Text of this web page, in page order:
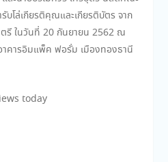
บโล่เกียรติคุณและเกียรติบัตร จาก
รี ในวันที่ 20 กันยายน 2562 ณ
คารอิมแพ็ค ฟอรั่ม เมืองทองธานี
today